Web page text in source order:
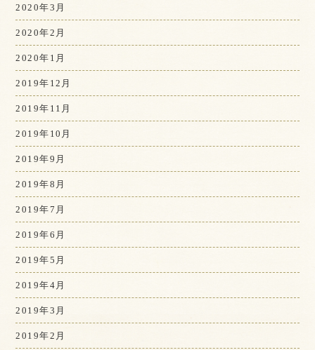
2020年3月
2020年2月
2020年1月
2019年12月
2019年11月
2019年10月
2019年9月
2019年8月
2019年7月
2019年6月
2019年5月
2019年4月
2019年3月
2019年2月